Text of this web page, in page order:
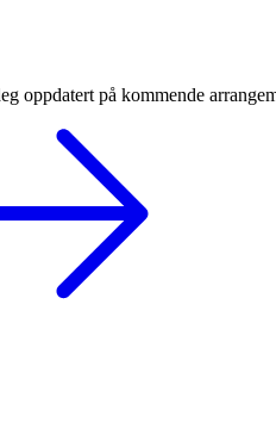
oppdatert på kommende